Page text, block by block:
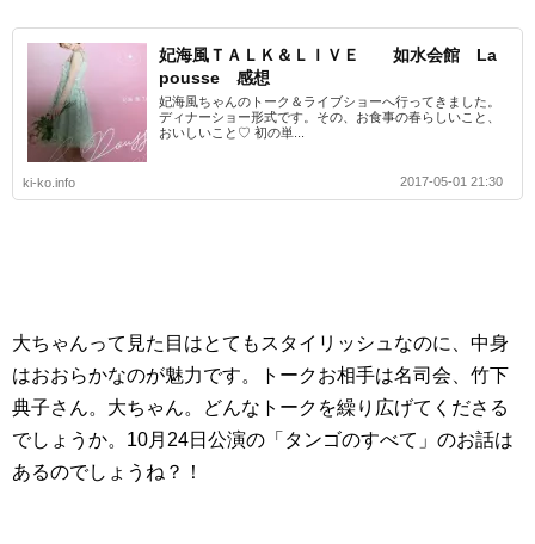
妃海風ＴＡＬＫ＆ＬＩＶＥ 如水会館 La
pousse 感想
妃海風ちゃんのトーク＆ライブショーへ行ってきました。
ディナーショー形式です。その、お食事の春らしいこと、
おいしいこと♡ 初の単...
ki-ko.info 2017-05-01 21:30
大ちゃんって見た目はとてもスタイリッシュなのに、中身
はおおらかなのが魅力です。トークお相手は名司会、竹下
典子さん。大ちゃん。どんなトークを繰り広げてくださる
でしょうか。10月24日公演の「タンゴのすべて」のお話は
あるのでしょうね？！